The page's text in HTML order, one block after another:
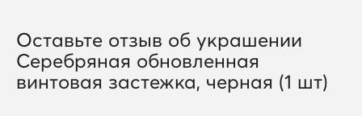
Оставьте отзыв об украшении
Серебряная обновленная
винтовая застежка, черная (1 шт)